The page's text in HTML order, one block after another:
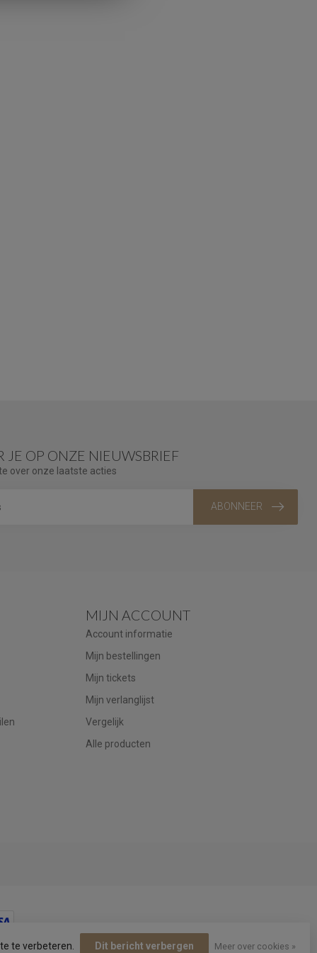
JE OP ONZE NIEUWSBRIEF
over onze laatste acties
ABONNEER
MIJN ACCOUNT
Account informatie
Mijn bestellingen
Mijn tickets
Mijn verlanglijst
Vergelijk
Alle producten
te verbeteren. Dit bericht verbergen Meer over cookies »